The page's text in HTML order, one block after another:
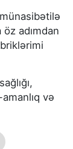
öz adımdan
və